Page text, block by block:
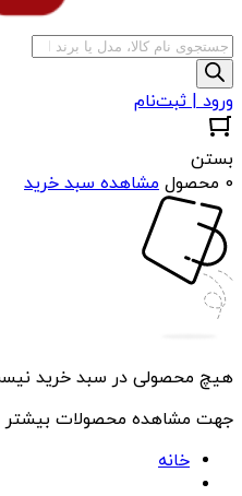
جستجوی
محصولات
ورود | ثبت‌نام
بستن
0 محصول
مشاهده سبد خرید
هیچ محصولی در سبد خرید
جهت مشاهده محصولات بیشتر
خانه